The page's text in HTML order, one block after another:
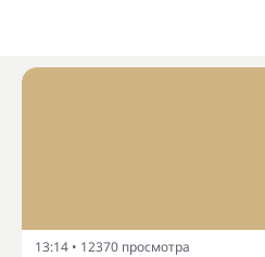
13:14 • 12370 просмотра